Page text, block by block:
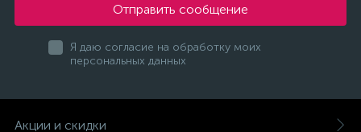
Отправить сообщение
Я даю согласие на обработку моих
персональных данных
Акции и скидки